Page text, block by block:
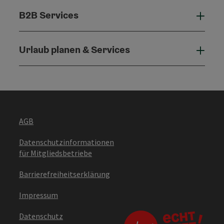
B2B Services
Urlaub planen & Services
AGB
Datenschutzinformationen
für Mitgliedsbetriebe
Barrierefreiheitserklärung
Impressum
Datenschutz